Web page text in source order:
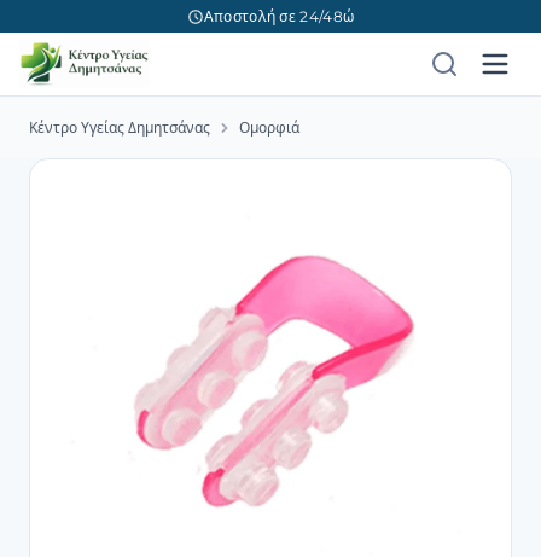
Αποστολή σε 24/48ώ
Κέντρο Υγείας Δημητσάνας Ομορφιά